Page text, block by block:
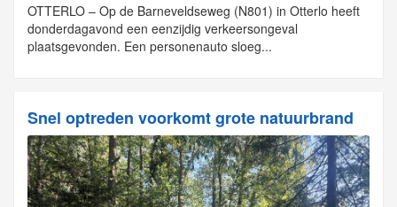
OTTERLO – Op de Barneveldseweg (N801) in Otterlo heeft
donderdagavond een eenzijdig verkeersongeval
plaatsgevonden. Een personenauto sloeg...
Snel optreden voorkomt grote natuurbrand